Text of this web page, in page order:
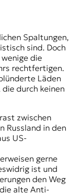
Spaltungen,
sind. Doch
die
rechtfertigen.
Läden
durch keinen
zwischen
Russland in den
US-
gerne
ist und
den Weg
alte Anti-